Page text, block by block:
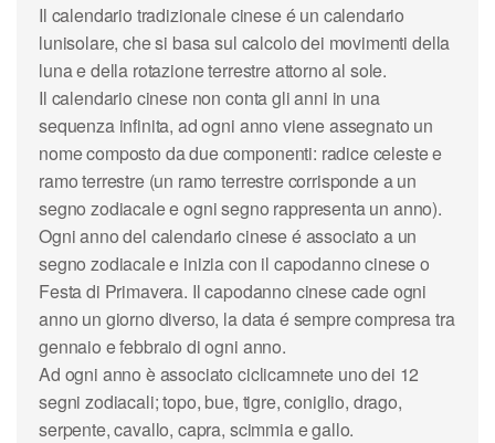
Il calendario tradizionale cinese é un calendario
lunisolare, che si basa sul calcolo dei movimenti della
luna e della rotazione terrestre attorno al sole.
Il calendario cinese non conta gli anni in una
sequenza infinita, ad ogni anno viene assegnato un
nome composto da due componenti: radice celeste e
ramo terrestre (un ramo terrestre corrisponde a un
segno zodiacale e ogni segno rappresenta un anno).
Ogni anno del calendario cinese é associato a un
segno zodiacale e inizia con il capodanno cinese o
Festa di Primavera. Il capodanno cinese cade ogni
anno un giorno diverso, la data é sempre compresa tra
gennaio e febbraio di ogni anno.
Ad ogni anno è associato ciclicamnete uno dei 12
segni zodiacali; topo, bue, tigre, coniglio, drago,
serpente, cavallo, capra, scimmia e gallo.